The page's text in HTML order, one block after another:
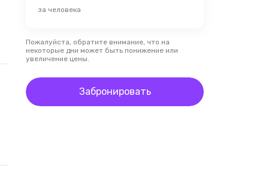
за человека
Пожалуйста, обратите внимание, что на
некоторые дни может быть понижение или
увеличение цены.
Забронировать